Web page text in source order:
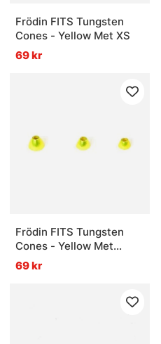
Frödin FITS Tungsten
Cones - Yellow Met XS
69 kr
Frödin FITS Tungsten
Cones - Yellow Met
Micro
69 kr